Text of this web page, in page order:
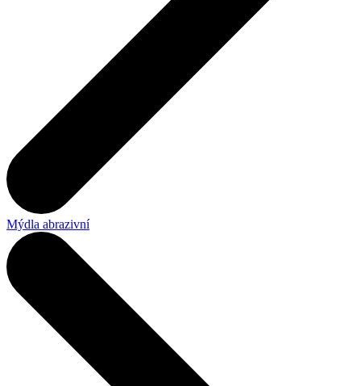
Mýdla abrazivní